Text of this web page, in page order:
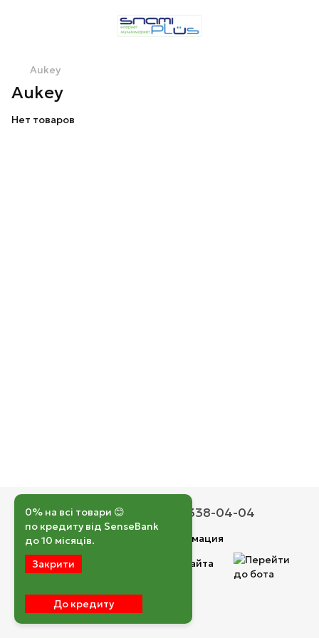
Aukey
Aukey
Нет товаров
050 193-42-43 067 338-04-04
Контактная информация
Полная версия сайта
Укр
0% на всі товари 😊
по кредиту від SenseBank
до 10 місяців.
Закрити
До кредиту